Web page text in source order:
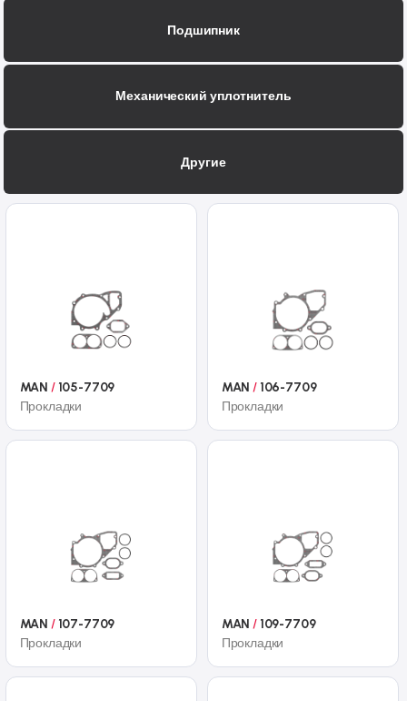
Подшипник
Механический уплотнитель
Другие
MAN /105-7709
Прокладки
MAN/106-7709
Прокладки
MAN /107-7709
Прокладки
MAN/109-7709
Прокладки